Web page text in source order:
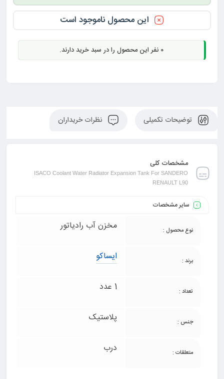
این محصول ناموجود است
0 نفر این محصول را در سبد خرید دارند.
توضیحات تکمیلی نظرات خریداران
مشخصات کلی
ISACO Coolant Water Radiator Expansion Tank For SANDERO
RENAULT L90
سایر مشخصات
نوع محصول : مخزن آب رادیاتور
برند : ایساکو
تعداد : 1 عدد
جنس : پلاستیک
متعلقات : درب